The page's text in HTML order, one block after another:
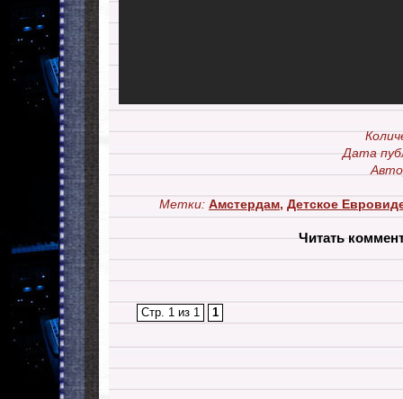
Дата
Метки: Амстердам, Детское
Читать
Стр. 1 из 1 1